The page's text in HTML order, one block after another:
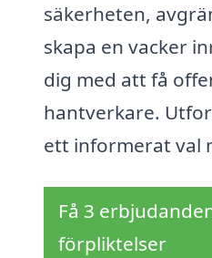
säkerheten,
skapa en vacker
dig med att få
hantverkare.
ett informerat val
Få 3
förpliktelser